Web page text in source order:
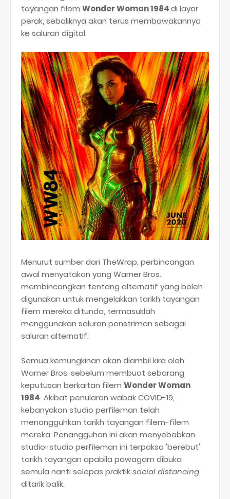
tayangan filem Wonder Woman 1984di layar
perak, sebaliknya akan terus membawakannya
ke saluran digital.
Menurut sumber dari TheWrap, perbincangan
awal menyatakan yang Warner Bros.
membincangkan tentang alternatif yang boleh
digunakan untuk mengelakkan tarikh tayangan
filem mereka ditunda, termasuklah
menggunakan saluran penstriman sebagai
saluran alternatif.
Semua kemungkinan akan diambil kira oleh
Warner Bros. sebelum membuat sebarang
keputusan berkaitan filem Wonder Woman
1984. Akibat penularan wabak COVID-19,
kebanyakan studio perfileman telah
menangguhkan tarikh tayangan filem-filem
mereka. Penangguhan ini akan menyebabkan
studio-studio perfileman ini terpaksa 'berebut'
tarikh tayangan apabila pawagam dibuka
semula nanti selepas praktiksocial distancing
ditarik balik.